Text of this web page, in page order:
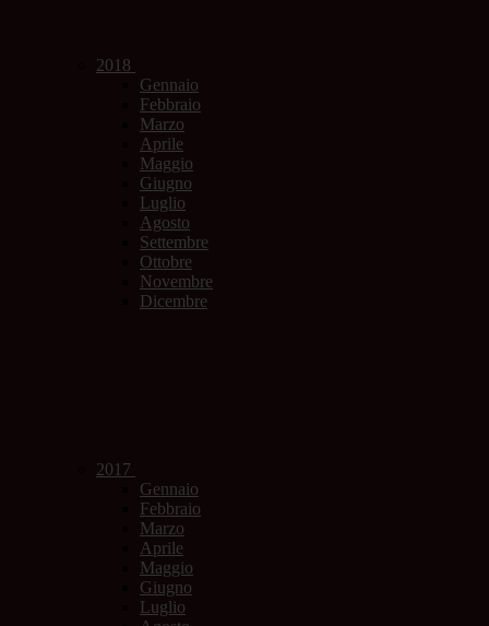
2018
Gennaio
Febbraio
Marzo
Aprile
Maggio
Giugno
Luglio
Agosto
Settembre
Ottobre
Novembre
Dicembre
2017
Gennaio
Febbraio
Marzo
Aprile
Maggio
Giugno
Luglio